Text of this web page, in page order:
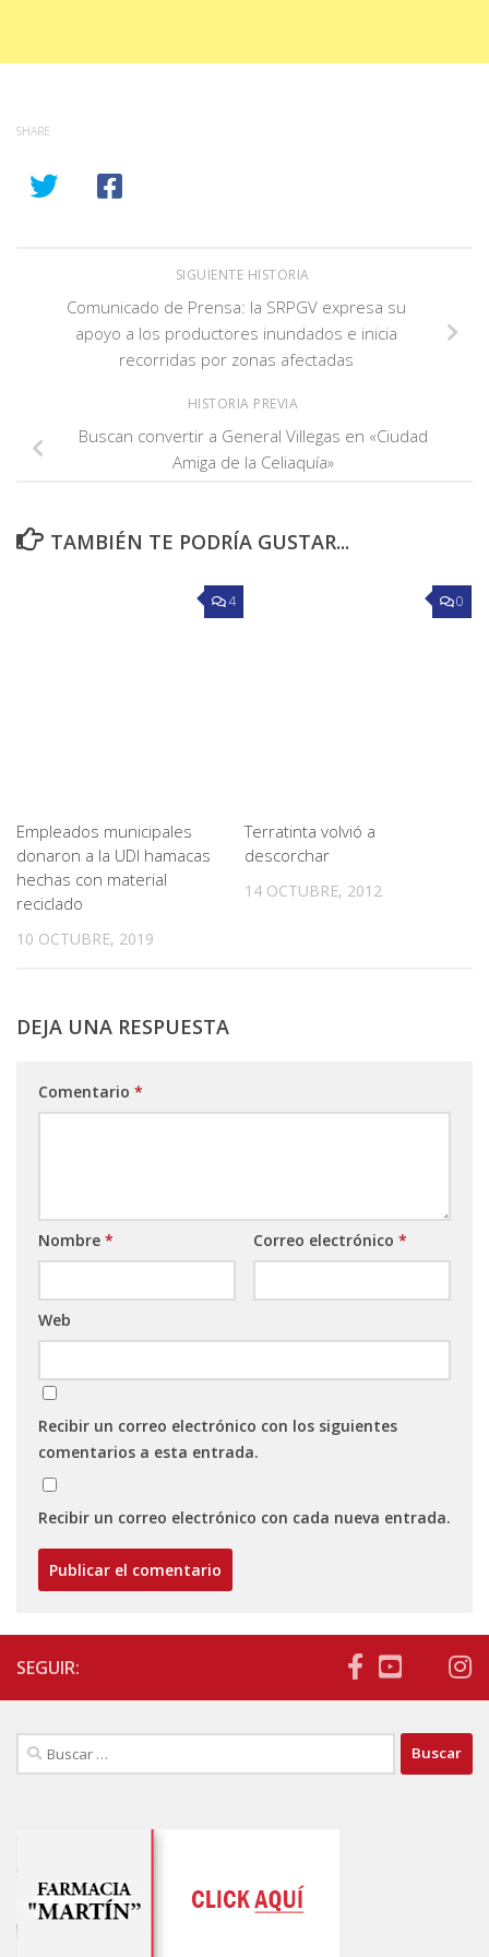
SHARE
SIGUIENTE HISTORIA
Comunicado de Prensa: la SRPGV expresa su
apoyo a los productores inundados e inicia
recorridas por zonas afectadas
HISTORIA PREVIA
Buscan convertir a General Villegas en «Ciudad
Amiga de la Celiaquía»
TAMBIÉN TE PODRÍA GUSTAR...
4
Empleados municipales
donaron a la UDI hamacas
hechas con material
reciclado
10 OCTUBRE, 2019
0
Terratinta volvió a
descorchar
14 OCTUBRE, 2012
DEJA UNA RESPUESTA
Comentario *
Nombre * Correo electrónico *
Web
Recibir un correo electrónico con los siguientes
comentarios a esta entrada.
Recibir un correo electrónico con cada nueva entrada.
SEGUIR:
Buscar: